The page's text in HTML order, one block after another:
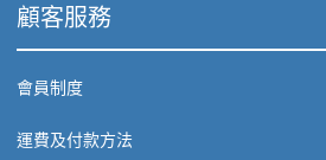
顧客服務
會員制度
運費及付款方法